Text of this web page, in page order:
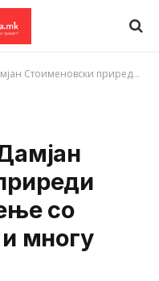
вечер за паметење со познати хитови и многу емоција
со
многу